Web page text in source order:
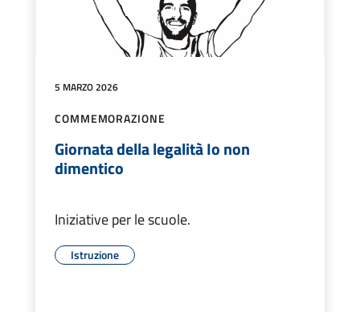
5 MARZO 2026
COMMEMORAZIONE
Giornata della legalità Io non
dimentico
Iniziative per le scuole.
Istruzione